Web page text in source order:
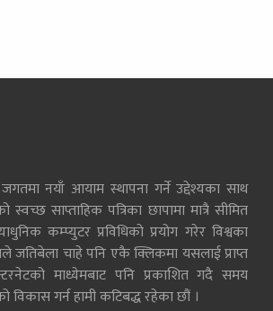
जगतमा नयाँ आयाम स्थापना गर्ने उद्देश्यका साथ
साप्ताहिक पत्रिका छापामा मात्रै सीमित
कम्प्युटर प्रविधिको प्रयोग गरेर विश्वका
चाहे पनि एकै क्लिकमा यसलाई प्राप्त
माध्येमबाट पनि प्रकाशित गदै समय
विकास गर्न हामी कटिबद्ध रहेका छौं ।